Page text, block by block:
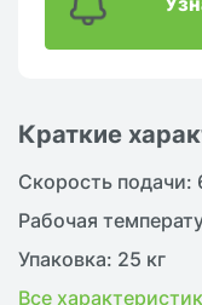
Краткие
Скорость
Рабочая
Упаковка: 25 кг
Все